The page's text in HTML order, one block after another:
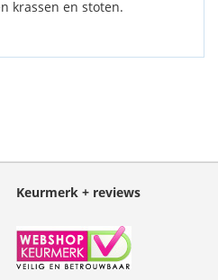
krassen en stoten.
Keurmerk + reviews